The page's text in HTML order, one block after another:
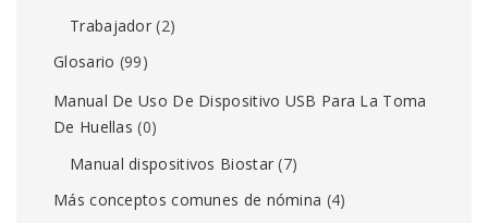
Trabajador (2)
Glosario (99)
Manual De Uso De Dispositivo USB Para La Toma
De Huellas (0)
Manual dispositivos Biostar (7)
Más conceptos comunes de nómina (4)